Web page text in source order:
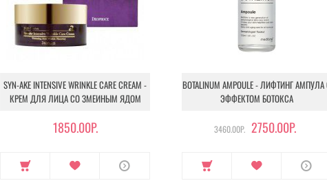
SYN-AKE INTENSIVE WRINKLE CARE CREAM -
КРЕМ ДЛЯ ЛИЦА СО ЗМЕИНЫМ ЯДОМ
1850.00Р.
BOTALINUM AMPOULE - ЛИФТИНГ АМПУЛА
ЭФФЕКТОМ БОТОКСА
3460.00Р. 2750.00Р.